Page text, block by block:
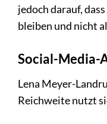
jedoch darauf,
bleiben und nicht
Social-Media-
Lena Meyer-
Reichweite nutzt